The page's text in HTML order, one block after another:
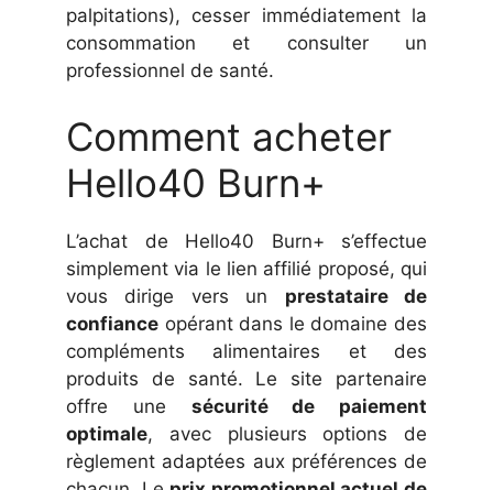
palpitations), cesser immédiatement la
consommation et consulter un
professionnel de santé.
Comment acheter
Hello40 Burn+
L’achat de Hello40 Burn+ s’effectue
simplement via le lien affilié proposé, qui
vous dirige vers un prestataire de
confiance opérant dans le domaine des
compléments alimentaires et des
produits de santé. Le site partenaire
offre une sécurité de paiement
optimale, avec plusieurs options de
règlement adaptées aux préférences de